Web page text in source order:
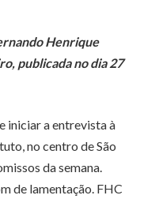
Henrique
publicada no dia 27
iniciar a entrevista à
no centro de São
da semana.
de lamentação. FHC